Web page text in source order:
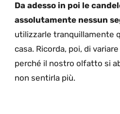
Da adesso in poi le
assolutamente nessun
utilizzarle tranquillamente
casa. Ricorda, poi, di
perché il nostro olfatto si
non sentirla più.